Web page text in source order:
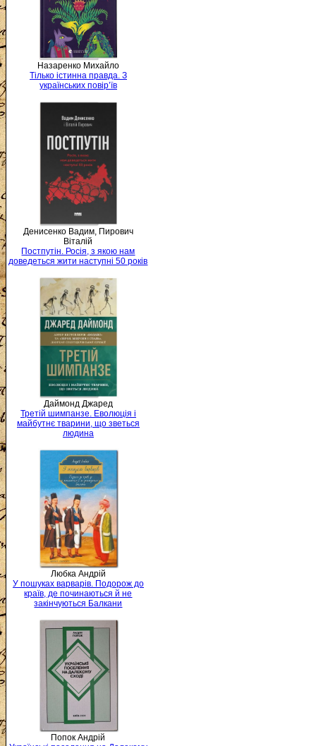
Назаренко Михайло
Тілько істинна правда. З
українських повір’їв
Денисенко Вадим, Пирович
Віталій
Постпутін. Росія, з якою нам
доведеться жити наступні 50 років
Даймонд Джаред
Третій шимпанзе. Еволюція і
майбутнє тварини, що зветься
людина
Любка Андрій
У пошуках варварів. Подорож до
країв, де починаються й не
закінчуються Балкани
Попок Андрій